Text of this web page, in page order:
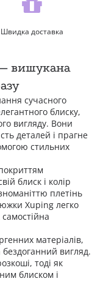
Швидка доставка
вишукана
сучасного
блиску,
вигляду. Вони
деталей і прагне
стильних
блиск і колір
плетінь
Xuping легко
самостійна
матеріалів,
вигляд.
тоді як
блиском і